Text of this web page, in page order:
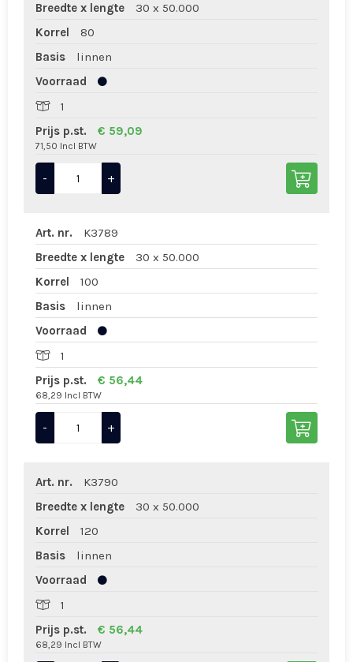
Breedte x lengte
30 x 50.000
Korrel
80
Basis
linnen
Voorraad
1
Prijs p.st.
€ 59,09
71,50 Incl BTW
- +
Art. nr.
K3789
Breedte x lengte
30 x 50.000
Korrel
100
Basis
linnen
Voorraad
1
Prijs p.st.
€ 56,44
68,29 Incl BTW
- +
Art. nr.
K3790
Breedte x lengte
30 x 50.000
Korrel
120
Basis
linnen
Voorraad
1
Prijs p.st.
€ 56,44
68,29 Incl BTW